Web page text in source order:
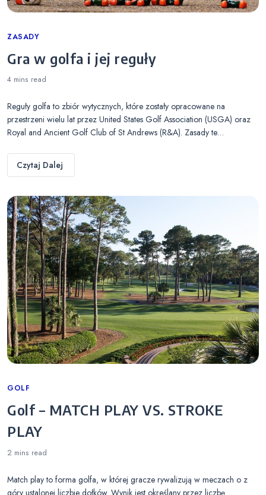
Categories
ZASADY
Gra w golfa i jej reguły
4 mins read
Reguły golfa to zbiór wytycznych, które zostały opracowane na
przestrzeni wielu lat przez United States Golf Association (USGA) oraz
Royal and Ancient Golf Club of St Andrews (R&A). Zasady te…
Czytaj Dalej
Categories
GOLF
Golf – MATCH PLAY VS. STROKE
PLAY
2 mins read
Match play to forma golfa, w której gracze rywalizują w meczach o z
góry ustalonej liczbie dołków. Wynik jest określany przez liczbę